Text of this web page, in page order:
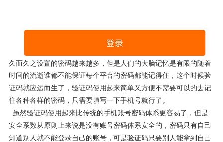
久而久之设置的密码越来越多，但是人们的大脑记忆是有限的随着
时间的流逝谁都不能保证每个平台的密码都能记得住，这个时候验
证码就应运而生了，验证码使用起来简单又方便不需要可以的去记
住各种各样的密码，只需要填写一下手机号就行了。
虽然验证码使用起来比传统的手机账号密码体系更容易了，但是
安全系数从原则上来说是没有账号密码体系安全的，密码只有自己
知道别人就不能登录自己的账号，可是验证码只要别人能拿到自己